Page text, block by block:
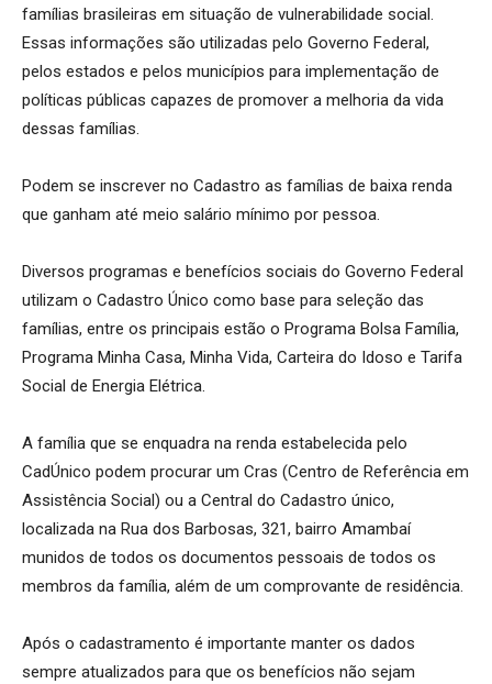
famílias brasileiras em situação de vulnerabilidade social.
Essas informações são utilizadas pelo Governo Federal,
pelos estados e pelos municípios para implementação de
políticas públicas capazes de promover a melhoria da vida
dessas famílias.
Podem se inscrever no Cadastro as famílias de baixa renda
que ganham até meio salário mínimo por pessoa.
Diversos programas e benefícios sociais do Governo Federal
utilizam o Cadastro Único como base para seleção das
famílias, entre os principais estão o Programa Bolsa Família,
Programa Minha Casa, Minha Vida, Carteira do Idoso e Tarifa
Social de Energia Elétrica.
A família que se enquadra na renda estabelecida pelo
CadÚnico podem procurar um Cras (Centro de Referência em
Assistência Social) ou a Central do Cadastro único,
localizada na Rua dos Barbosas, 321, bairro Amambaí
munidos de todos os documentos pessoais de todos os
membros da família, além de um comprovante de residência.
Após o cadastramento é importante manter os dados
sempre atualizados para que os benefícios não sejam